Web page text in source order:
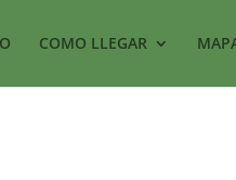
COMO LLEGAR